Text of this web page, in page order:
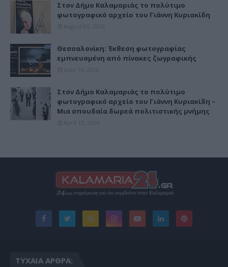
Στον Δήμο Καλαμαριάς το πολύτιμο
φωτογραφικό αρχείο του Γιάννη Κυριακίδη
Θεσσαλονίκη: Έκθεση φωτογραφίας
εμπνευσμένη από πίνακες ζωγραφικής
Στον Δήμο Καλαμαριάς το πολύτιμο
φωτογραφικό αρχείο του Γιάννη Κυριακίδη –
Μια σπουδαία δωρεά πολιτιστικής μνήμης
ΤΥΧΑΊΑ ΆΡΘΡΑ: